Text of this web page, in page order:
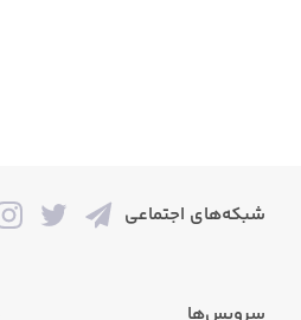
شبکه‌های اجتماعی